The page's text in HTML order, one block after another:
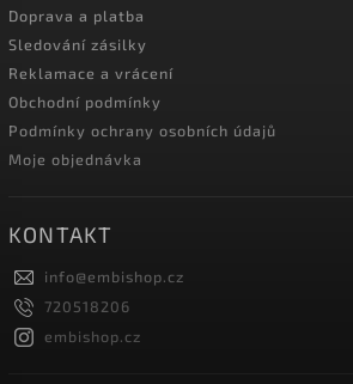
Doprava a platba
Sledování zásilky
Reklamace a vrácení
Obchodní podmínky
Podmínky ochrany osobních údajů
Moje objednávka
KONTAKT
info@embishop.cz
720518206
embishop.cz